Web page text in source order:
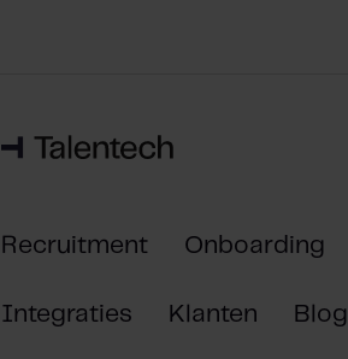
i
Recruitment Onboarding
Integraties Klanten Blog